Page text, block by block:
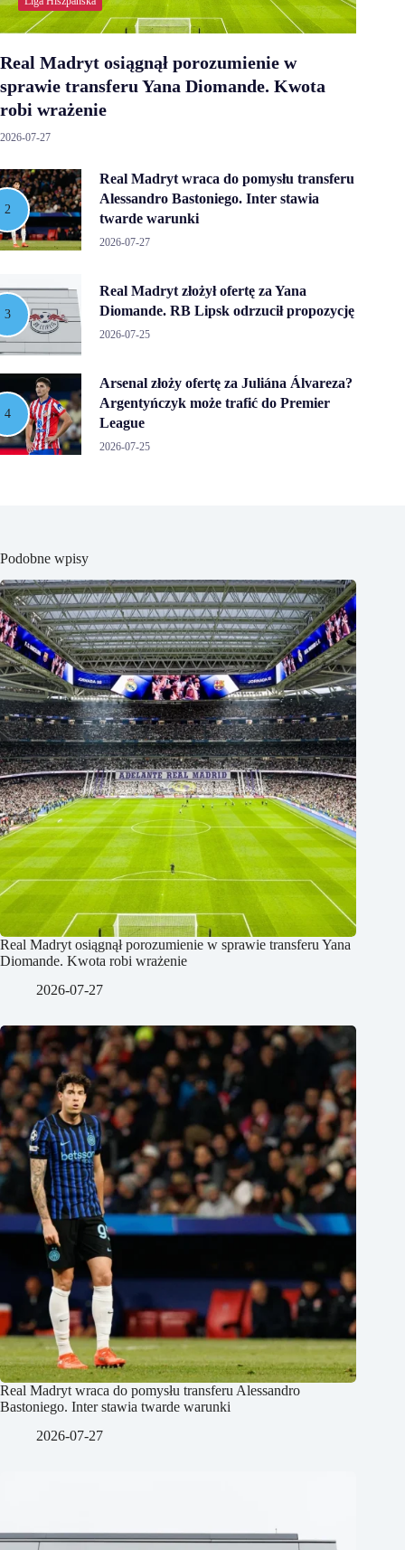
Real Madryt osiągnął porozumienie w
sprawie transferu Yana Diomande. Kwota
robi wrażenie
2026-07-27
Real Madryt wraca do pomysłu transferu
Alessandro Bastoniego. Inter stawia
twarde warunki
2026-07-27
Real Madryt złożył ofertę za Yana
Diomande. RB Lipsk odrzucił propozycję
2026-07-25
Arsenal złoży ofertę za Juliána Álvareza?
Argentyńczyk może trafić do Premier
League
2026-07-25
Podobne wpisy
Real Madryt osiągnął porozumienie w sprawie transferu Yana
Diomande. Kwota robi wrażenie
2026-07-27
Real Madryt wraca do pomysłu transferu Alessandro
Bastoniego. Inter stawia twarde warunki
2026-07-27